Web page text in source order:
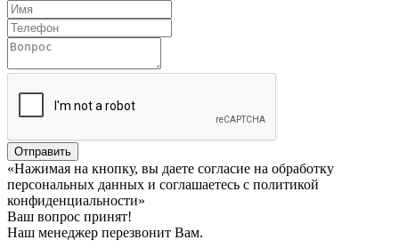
Отправить
«Нажимая на кнопку, вы даете согласие на обработку
персональных данных и соглашаетесь c политикой
конфиденциальности»
Ваш вопрос принят!
Наш менеджер перезвонит Вам.